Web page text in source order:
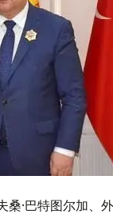
·巴特图尔加、